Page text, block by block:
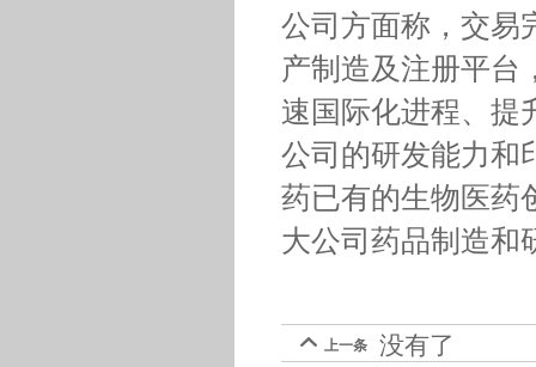
公司方面称，交易
产制造及注册平台
速国际化进程、提
公司的研发能力和
药已有的生物医药
大公司药品制造和
 上一条 没有了